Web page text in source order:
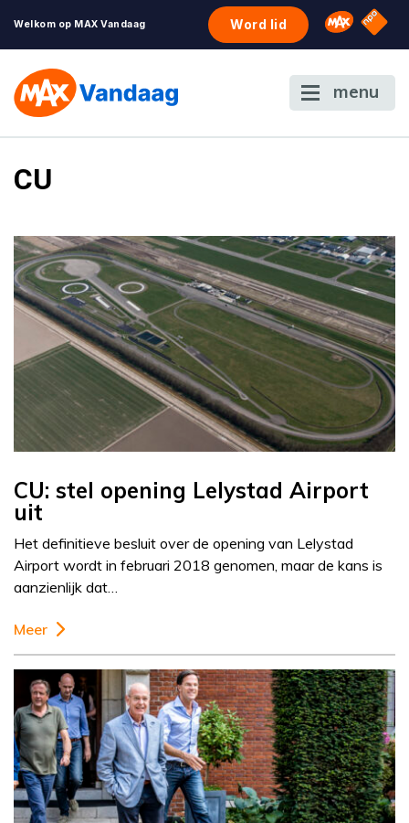
Welkom op MAX Vandaag Word lid Omroep
NPO
menu
CU
CU: stel opening Lelystad Airport
uit
Het definitieve besluit over de opening van Lelystad
Airport wordt in februari 2018 genomen, maar de kans is
aanzienlijk dat…
Meer